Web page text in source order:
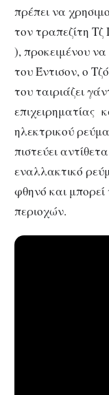
πρέπει να
τον τραπεζίτη
), προκειμένου να
του Έντισον, ο
του ταιριάζει
επιχειρηματίας
ηλεκτρικού
πιστεύει
εναλλακτικό
φθηνό και
περιοχών.